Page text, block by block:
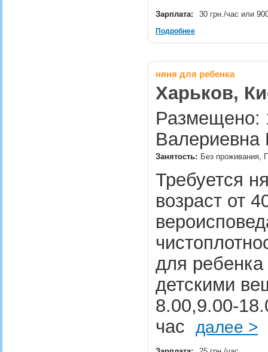
Зарплата: 30 грн./час или
Подробнее
няня для ребенка
Харьков,
Размещено:
Валериевна
Занятость: Без проживания,
Требуется
возраст от
для ребенка
детскими
8.00,9.00-
час далее >